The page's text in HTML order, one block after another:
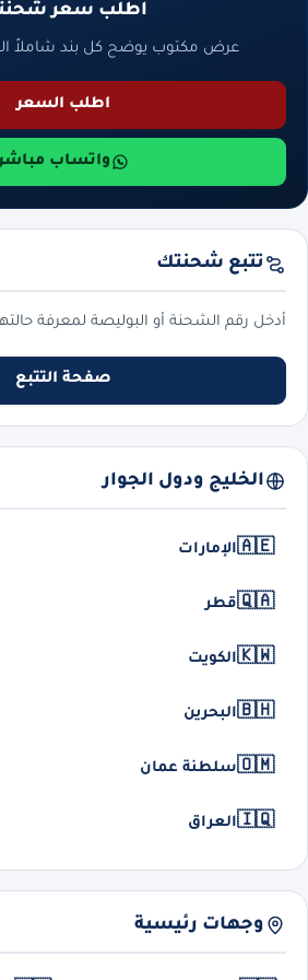
اطلب سعر
عرض مكتوب يوضح كل بند شاملاً
اطلب السعر
واتساب
تتبع شحنتك
أدخل رقم الشحنة أو البوليصة لمعرفة
صفحة التتبع
الخليج ودول الجوار
🇦🇪الإمارات
🇶🇦قطر
🇰🇼الكويت
🇧🇭البحرين
🇴🇲سلطنة عمان
🇮🇶العراق
وجهات رئيسية